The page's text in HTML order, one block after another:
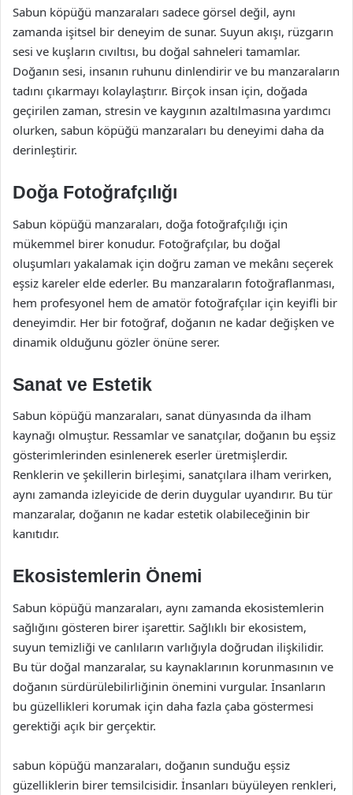
Sabun köpüğü manzaraları sadece görsel değil, aynı
zamanda işitsel bir deneyim de sunar. Suyun akışı, rüzgarın
sesi ve kuşların cıvıltısı, bu doğal sahneleri tamamlar.
Doğanın sesi, insanın ruhunu dinlendirir ve bu manzaraların
tadını çıkarmayı kolaylaştırır. Birçok insan için, doğada
geçirilen zaman, stresin ve kaygının azaltılmasına yardımcı
olurken, sabun köpüğü manzaraları bu deneyimi daha da
derinleştirir.
Doğa Fotoğrafçılığı
Sabun köpüğü manzaraları, doğa fotoğrafçılığı için
mükemmel birer konudur. Fotoğrafçılar, bu doğal
oluşumları yakalamak için doğru zaman ve mekânı seçerek
eşsiz kareler elde ederler. Bu manzaraların fotoğraflanması,
hem profesyonel hem de amatör fotoğrafçılar için keyifli bir
deneyimdir. Her bir fotoğraf, doğanın ne kadar değişken ve
dinamik olduğunu gözler önüne serer.
Sanat ve Estetik
Sabun köpüğü manzaraları, sanat dünyasında da ilham
kaynağı olmuştur. Ressamlar ve sanatçılar, doğanın bu eşsiz
gösterimlerinden esinlenerek eserler üretmişlerdir.
Renklerin ve şekillerin birleşimi, sanatçılara ilham verirken,
aynı zamanda izleyicide de derin duygular uyandırır. Bu tür
manzaralar, doğanın ne kadar estetik olabileceğinin bir
kanıtıdır.
Ekosistemlerin Önemi
Sabun köpüğü manzaraları, aynı zamanda ekosistemlerin
sağlığını gösteren birer işarettir. Sağlıklı bir ekosistem,
suyun temizliği ve canlıların varlığıyla doğrudan ilişkilidir.
Bu tür doğal manzaralar, su kaynaklarının korunmasının ve
doğanın sürdürülebilirliğinin önemini vurgular. İnsanların
bu güzellikleri korumak için daha fazla çaba göstermesi
gerektiği açık bir gerçektir.
sabun köpüğü manzaraları, doğanın sunduğu eşsiz
güzelliklerin birer temsilcisidir. İnsanları büyüleyen renkleri,